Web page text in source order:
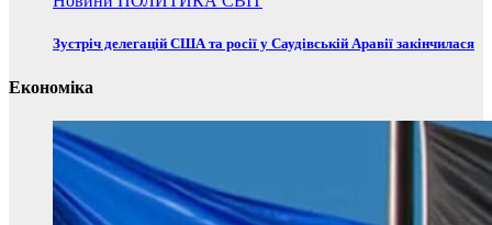
Зустріч делегацій США та росії у Саудівській Аравії закінчилася
Економіка